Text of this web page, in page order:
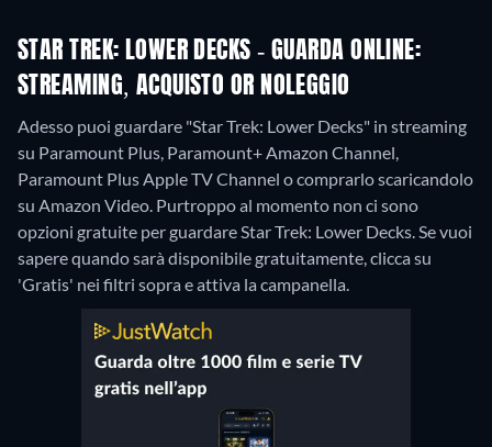
STAR TREK: LOWER DECKS - GUARDA ONLINE:
STREAMING, ACQUISTO OR NOLEGGIO
Adesso puoi guardare "Star Trek: Lower Decks" in streaming
su Paramount Plus, Paramount+ Amazon Channel,
Paramount Plus Apple TV Channel o comprarlo scaricandolo
su Amazon Video. Purtroppo al momento non ci sono
opzioni gratuite per guardare Star Trek: Lower Decks. Se vuoi
sapere quando sarà disponibile gratuitamente, clicca su
'Gratis' nei filtri sopra e attiva la campanella.